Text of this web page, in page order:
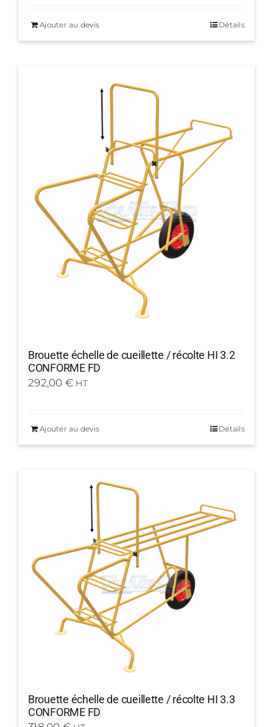
Ajouter au devis Détails
Brouette échelle de cueillette / récolte HI 3.2
CONFORME FD
292,00 € HT
Ajouter au devis Détails
Brouette échelle de cueillette / récolte HI 3.3
CONFORME FD